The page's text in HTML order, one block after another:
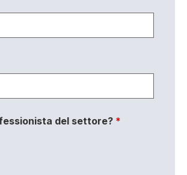
del settore? *